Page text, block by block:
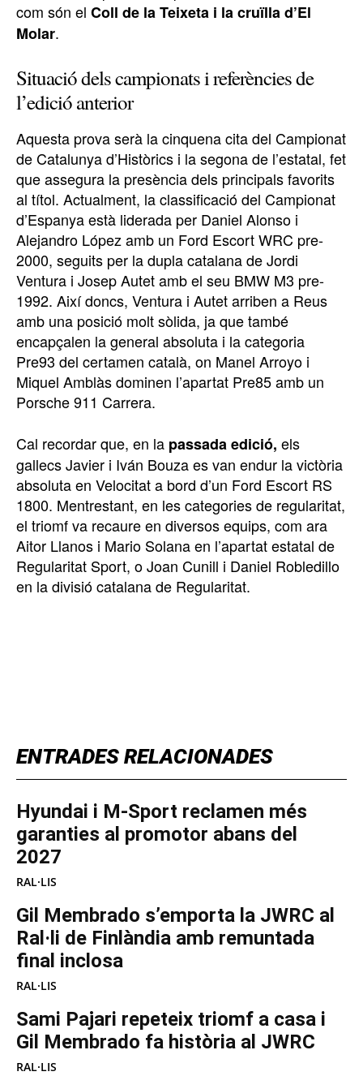
ENTRADES RELACIONADES
Hyundai i M-Sport reclamen més
garanties al promotor abans del
2027
RAL·LIS
Gil Membrado s’emporta la JWRC al
Ral·li de Finlàndia amb remuntada
final inclosa
RAL·LIS
Sami Pajari repeteix triomf a casa i
Gil Membrado fa història al JWRC
RAL·LIS
com són el Coll de la Teixeta i la cruïlla d’El
Molar.
Situació dels campionats i referències de
l’edició anterior
Aquesta prova serà la cinquena cita del Campionat
de Catalunya d’Històrics i la segona de l’estatal, fet
que assegura la presència dels principals favorits
al títol. Actualment, la classificació del Campionat
d’Espanya està liderada per Daniel Alonso i
Alejandro López amb un Ford Escort WRC pre-
2000, seguits per la dupla catalana de Jordi
Ventura i Josep Autet amb el seu BMW M3 pre-
1992. Així doncs, Ventura i Autet arriben a Reus
amb una posició molt sòlida, ja que també
encapçalen la general absoluta i la categoria
Pre93 del certamen català, on Manel Arroyo i
Miquel Amblàs dominen l’apartat Pre85 amb un
Porsche 911 Carrera.
Cal recordar que, en la passada edició, els
gallecs Javier i Iván Bouza es van endur la victòria
absoluta en Velocitat a bord d’un Ford Escort RS
1800. Mentrestant, en les categories de regularitat,
el triomf va recaure en diversos equips, com ara
Aitor Llanos i Mario Solana en l’apartat estatal de
Regularitat Sport, o Joan Cunill i Daniel Robledillo
en la divisió catalana de Regularitat.